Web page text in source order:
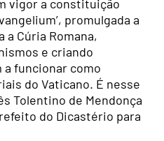
vigor a constituição
promulgada a
a Cúria Romana,
e criando
a funcionar como
do Vaticano. É nesse
Tolentino de Mendonça
do Dicastério para